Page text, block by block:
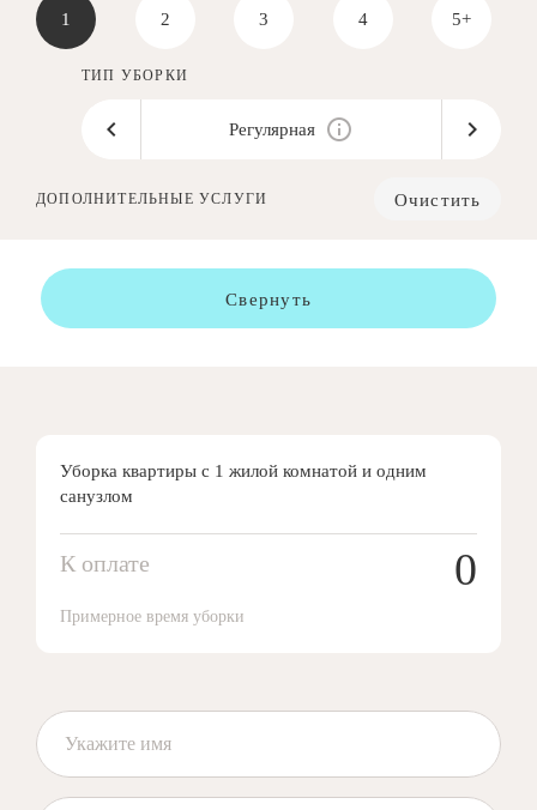
1 2 3 4 5+
ТИП УБОРКИ
Регулярная
ДОПОЛНИТЕЛЬНЫЕ УСЛУГИ Очистить
Свернуть
Уборка квартиры с 1 жилой комнатой и одним
санузлом
К оплате 0
Примерное время уборки